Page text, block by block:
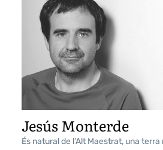
Jesús Monterde
És natural de l’Alt Maestrat, una